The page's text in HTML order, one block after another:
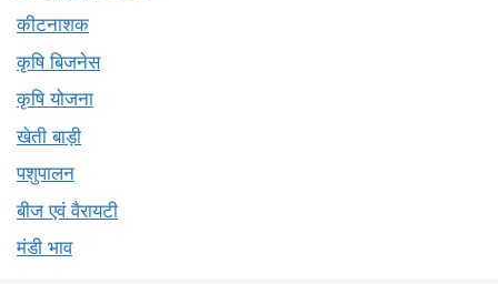
कीटनाशक
कृषि बिजनेस
कृषि योजना
खेती बाड़ी
पशुपालन
बीज एवं वैरायटी
मंडी भाव